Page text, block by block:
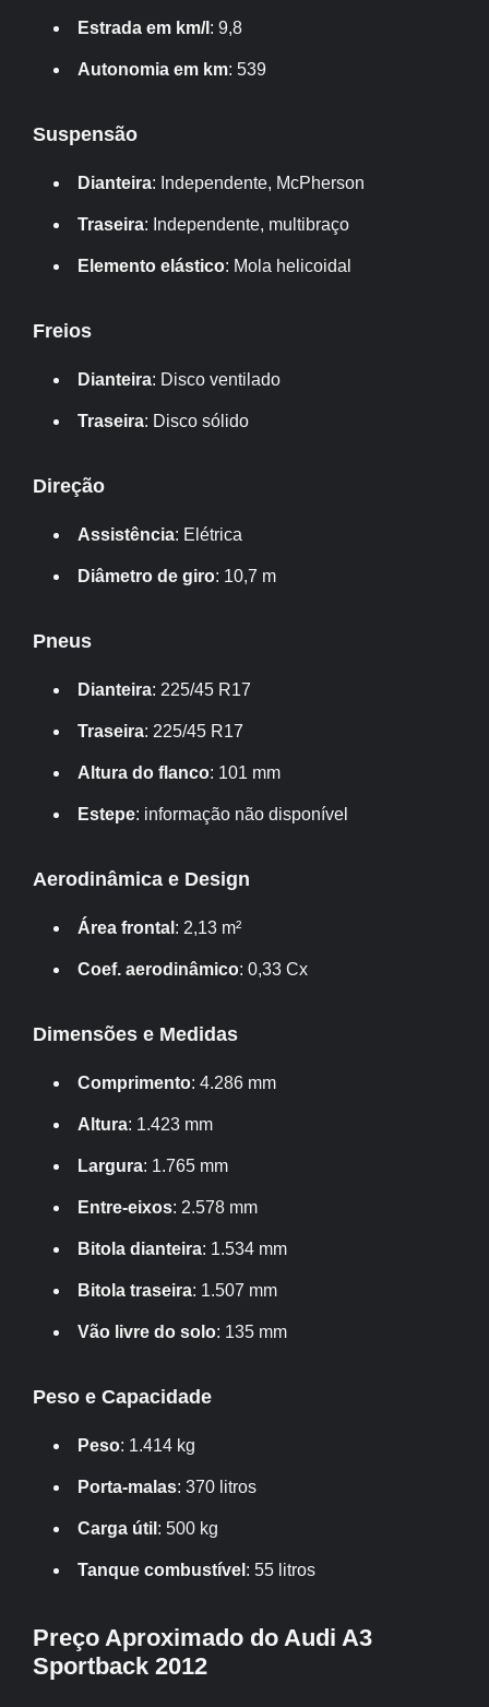
Estrada em km/l : 9,8
Autonomia em km: 539
Suspensão
Dianteira: Independente, McPherson
Traseira: Independente, multibraço
Elemento elástico: Mola helicoidal
Freios
Dianteira: Disco ventilado
Traseira: Disco sólido
Direção
Assistência: Elétrica
Diâmetro de giro: 10,7 m
Pneus
Dianteira: 225/45 R17
Traseira: 225/45 R17
Altura do flanco: 101 mm
Estepe: informação não disponível
Aerodinâmica e Design
Área frontal : 2,13 m²
Coef. aerodinâmico: 0,33 Cx
Dimensões e Medidas
Comprimento: 4.286 mm
Altura: 1.423 mm
Largura: 1.765 mm
Entre-eixos: 2.578 mm
Bitola dianteira: 1.534 mm
Bitola traseira: 1.507 mm
Vão livre do solo: 135 mm
Peso e Capacidade
Peso: 1.414 kg
Porta-malas: 370 litros
Carga útil : 500 kg
Tanque combustível : 55 litros
Preço Aproximado do Audi A3
Sportback 2012